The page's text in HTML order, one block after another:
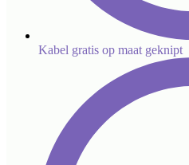
Kabel gratis op maat geknipt